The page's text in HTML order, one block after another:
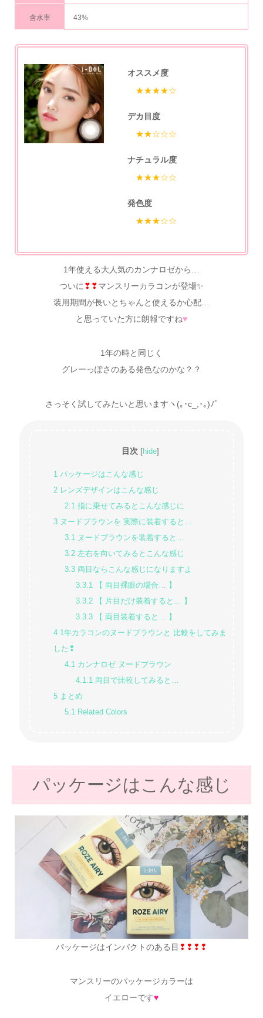
含水率 43%
オススメ度
★★★★☆
デカ目度
★★☆☆☆
ナチュラル度
★★★☆☆
発色度
★★★☆☆
1年使える大人気のカンナロゼから…
ついに ❣❣マンスリーカラコンが登場✨
装用期間が長いとちゃんと使えるか心配…
と思っていた方に朗報ですね♥
1年の時と同じく
グレーっぽさのある発色なのかな？？
さっそく試してみたいと思いますヽ(｡･c_,･｡)ﾉﾞ
目次 hide
1 パッケージはこんな感じ
2 レンズデザインはこんな感じ
2.1 指に乗せてみるとこんな感じに
3 ヌードブラウンを 実際に装着すると…
3.1
ヌードブラウンを装着すると…
3.2左右を向いてみるとこんな感じ
3.3両目ならこんな感じになりますよ
3.3.1
【 両目裸眼の場合… 】
3.3.2【 片目だけ装着すると… 】
3.3.3【 両目装着すると… 】
4 1年カラコンのヌードブラウンと 比較をしてみま
した❢
4.1 カンナロゼ ヌードブラウン
4.1.1 両目で比較してみると…
5 まとめ
5.1
Related Colors
パッケージはこんな感じ
パッケージはインパクトのある目 ❢❢❢❢
マンスリーのパッケージカラーは
イエローです♥